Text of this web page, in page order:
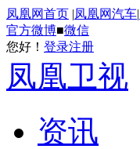
凤凰网首页 |凤凰网汽车|
官方微博■微信
您好！ 登录注册
凤凰卫视
资讯